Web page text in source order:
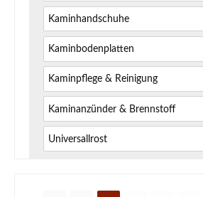
Kaminhandschuhe
Kaminbodenplatten
Kaminpflege & Reinigung
Kaminanzünder & Brennstoff
Universallrost